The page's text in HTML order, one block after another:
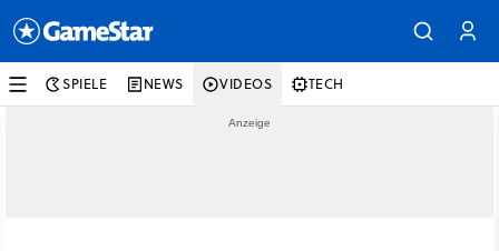
SPIELE NEWS VIDEOS TECH